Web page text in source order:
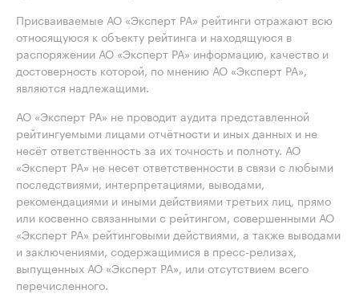
Присваиваемые АО «Эксперт РА» рейтинги отражают всю
относящуюся к объекту рейтинга и находящуюся в
распоряжении АО «Эксперт РА» информацию, качество и
достоверность которой, по мнению АО «Эксперт РА»,
являются надлежащими.
АО «Эксперт РА» не проводит аудита представленной
рейтингуемыми лицами отчётности и иных данных и не
несёт ответственность за их точность и полноту. АО
«Эксперт РА» не несет ответственности в связи с любыми
последствиями, интерпретациями, выводами,
рекомендациями и иными действиями третьих лиц, прямо
или косвенно связанными с рейтингом, совершенными АО
«Эксперт РА» рейтинговыми действиями, а также выводами
и заключениями, содержащимися в пресс-релизах,
выпущенных АО «Эксперт РА», или отсутствием всего
перечисленного.